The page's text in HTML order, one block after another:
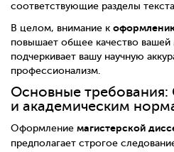
соответствующие разделы
В целом, внимание к
повышает общее качество вашей
подчеркивает вашу научную
профессионализм.
Основные требования:
и академическим
Оформление магистерской
предполагает строгое